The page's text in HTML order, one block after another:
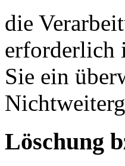
die
erforderlich
Sie ein
Löschung